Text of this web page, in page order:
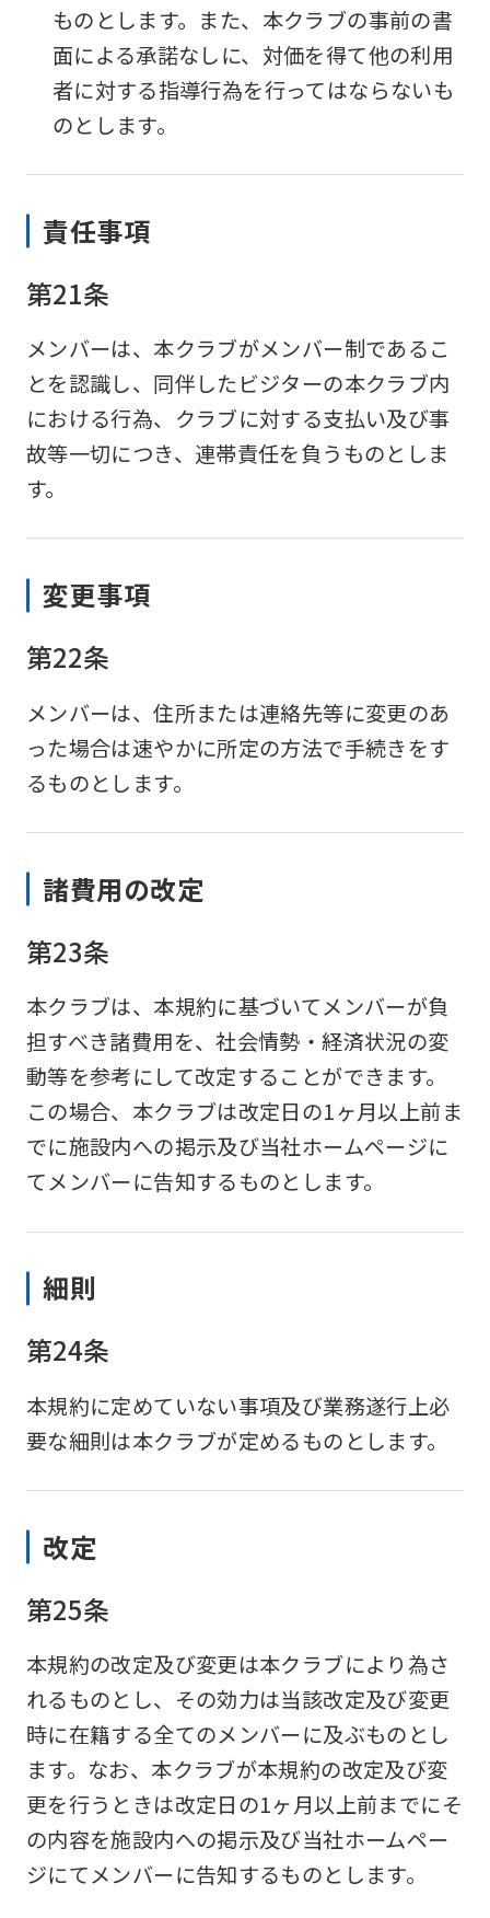
ものとします。また、本クラブの事前の書
面による承諾なしに、対価を得て他の利用
者に対する指導行為を行ってはならないも
のとします。
責任事項
第21条
メンバーは、本クラブがメンバー制であるこ
とを認識し、同伴したビジターの本クラブ内
における行為、クラブに対する支払い及び事
故等一切につき、連帯責任を負うものとしま
す。
変更事項
第22条
メンバーは、住所または連絡先等に変更のあ
った場合は速やかに所定の方法で手続きをす
るものとします。
諸費用の改定
第23条
本クラブは、本規約に基づいてメンバーが負
担すべき諸費用を、社会情勢・経済状況の変
動等を参考にして改定することができます。
この場合、本クラブは改定日の1ヶ月以上前ま
でに施設内への掲示及び当社ホームページに
てメンバーに告知するものとします。
細則
第24条
本規約に定めていない事項及び業務遂行上必
要な細則は本クラブが定めるものとします。
改定
第25条
本規約の改定及び変更は本クラブにより為さ
れるものとし、その効力は当該改定及び変更
時に在籍する全てのメンバーに及ぶものとし
ます。なお、本クラブが本規約の改定及び変
更を行うときは改定日の1ヶ月以上前までにそ
の内容を施設内への掲示及び当社ホームペー
ジにてメンバーに告知するものとします。